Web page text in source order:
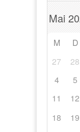
M D
27
28
4
5
11
12
18
19